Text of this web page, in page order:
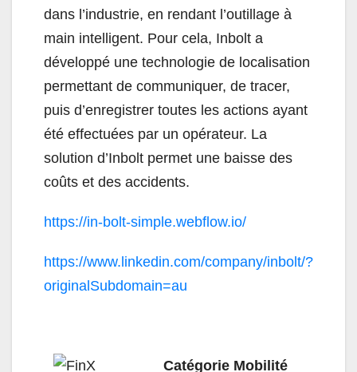
dans l’industrie, en rendant l’outillage à
main intelligent. Pour cela, Inbolt a
développé une technologie de localisation
permettant de communiquer, de tracer,
puis d’enregistrer toutes les actions ayant
été effectuées par un opérateur. La
solution d’Inbolt permet une baisse des
coûts et des accidents.
https://in-bolt-simple.webflow.io/
https://www.linkedin.com/company/inbolt/?
originalSubdomain=au
Catégorie Mobilité